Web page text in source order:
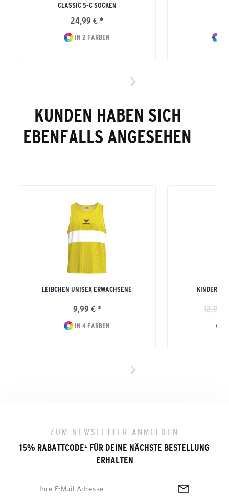
CLASSIC 5-C SOCKEN
24,99 € *
IN 2 FARBEN
KUNDEN HABEN SICH
EBENFALLS ANGESEHEN
LEIBCHEN UNISEX ERWACHSENE
9,99 € *
IN 4 FARBEN
KINDER
12,99
ZUM NEWSLETTER ANMELDEN
15% RABATTCODE¹ FÜR DEINE NÄCHSTE BESTELLUNG
ERHALTEN